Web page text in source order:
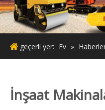
geçerli yer: Ev »
İnşaat